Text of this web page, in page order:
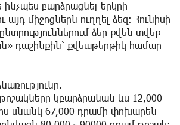
բարձրացնել երկրի
այդ միջոցներն ուղղել ձեզ։ Հունիսի
ձեր քվեն տվեք
դաշինքին՝ քվեաթերթիկ համար
կբարձրանան ևս 12,000
սնանկ 67,000 դրամի փոխարեն